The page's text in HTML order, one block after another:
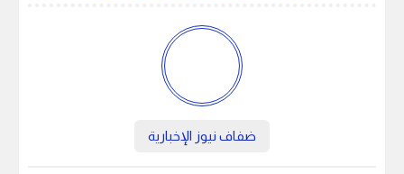
ضفاف نيوز الإخبارية